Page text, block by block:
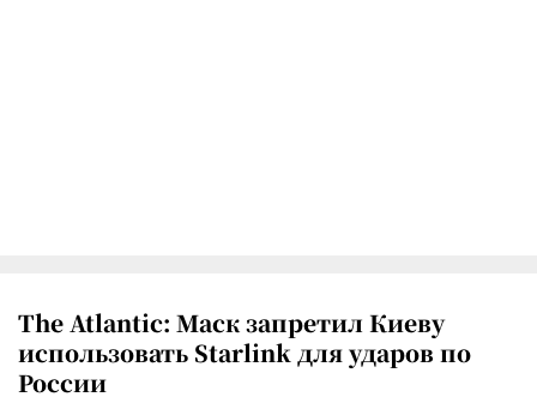
The Atlantic: Маск запретил Киеву
использовать Starlink для ударов по
России